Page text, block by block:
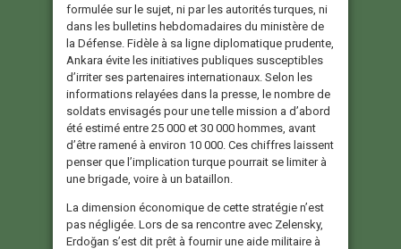
formulée sur le sujet, ni par les autorités turques, ni
dans les bulletins hebdomadaires du ministère de
la Défense. Fidèle à sa ligne diplomatique prudente,
Ankara évite les initiatives publiques susceptibles
d’irriter ses partenaires internationaux. Selon les
informations relayées dans la presse, le nombre de
soldats envisagés pour une telle mission a d’abord
été estimé entre 25 000 et 30 000 hommes, avant
d’être ramené à environ 10 000. Ces chiffres laissent
penser que l’implication turque pourrait se limiter à
une brigade, voire à un bataillon.
La dimension économique de cette stratégie n’est
pas négligée. Lors de sa rencontre avec Zelensky,
Erdoğan s’est dit prêt à fournir une aide militaire à